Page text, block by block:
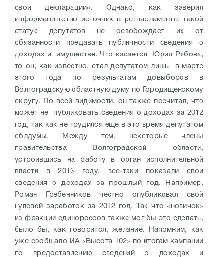
свои декларации». Однако, как заверил
информагентство источник в регпарламенте, такой
статус депутатов не освобождает их от
обязанности предавать публичности сведения о
доходах и имуществе. Что касается Юрия Рябова,
то он, как известно, стал депутатом лишь в марте
этого года по результатам довыборов в
Волгоградскую областную думу по Городищенскому
округу. По всей видимости, он также посчитал, что
может не публиковать сведения о доходах за 2012
год, так как не трудился еще в это время депутатом
облдумы. Между тем, некоторые члены
правительства Волгоградской области,
устроившись на работу в орган исполнительной
власти в 2013 году, все-таки показали свои
сведения о доходах за прошлый год. Например,
Роман Гребенников честно опубликовал свой
нулевой заработок за 2012 год. Так что «новичок»
из фракции единороссов также мог бы это сделать,
было бы, как говорится, желание. Напомним, как
уже сообщало ИА «Высота 102» по итогам кампании
по предоставлению сведений о доходах и